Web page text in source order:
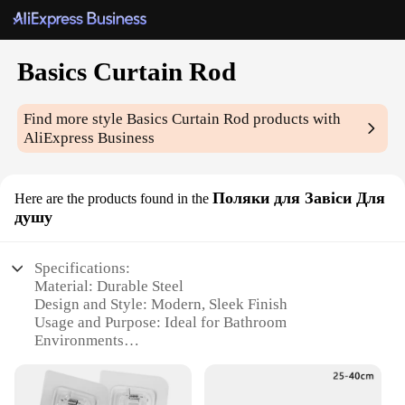
Basics Curtain Rod
Find more styleBasics Curtain Rod products with
AliExpress Business
Here are the products found in the Поляки для Завіси Для
душу
Specifications:
Material: Durable Steel
Design and Style: Modern, Sleek Finish
Usage and Purpose: Ideal for Bathroom
Environments
Construction
Shape or Size: Adjustable Length to Fit Various